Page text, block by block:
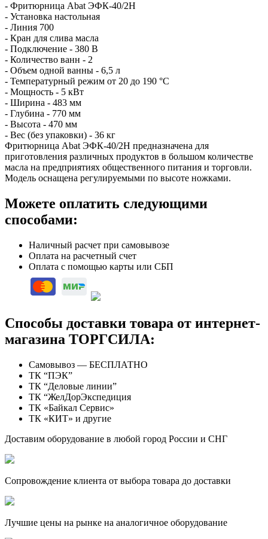
- Фритюрница Abat ЭФК-40/2Н
- Установка настольная
- Линия 700
- Кран для слива масла
- Подключение - 380 В
- Количество ванн - 2
- Объем одной ванны - 6,5 л
- Температурный режим от 20 до 190 °С
- Мощность - 5 кВт
- Ширина - 483 мм
- Глубина - 770 мм
- Высота - 470 мм
- Вес (без упаковки) - 36 кг
Фритюрница Abat ЭФК-40/2Н предназначена для
приготовления различных продуктов в большом количестве
масла на предприятиях общественного питания и торговли.
Модель оснащена регулируемыми по высоте ножками.
Можете оплатить следующими
способами:
Наличный расчет при самовывозе
Оплата на расчетный счет
Оплата с помощью карты или СБП
Способы доставки товара от интернет-
магазина ТОРГСИЛА:
Самовывоз — БЕСПЛАТНО
ТК “ПЭК”
ТК “Деловые линии”
ТК “ЖелДорЭкспедиция
ТК «Байкал Сервис»
ТК «КИТ» и другие
Доставим оборудование в любой город России и СНГ
Сопровождение клиента от выбора товара до доставки
Лучшие цены на рынке на аналогичное оборудование